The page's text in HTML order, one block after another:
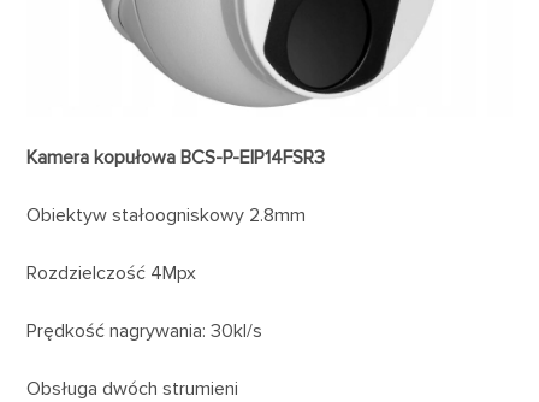
Kamera kopułowa BCS-P-EIP14FSR3
Obiektyw stałoogniskowy 2.8mm
Rozdzielczość 4Mpx
Prędkość nagrywania: 30kl/s
Obsługa dwóch strumieni